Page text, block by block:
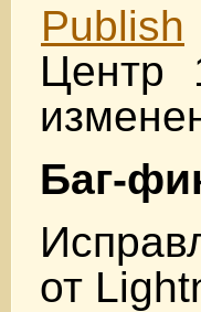
Publish
Центр
Баг-
от